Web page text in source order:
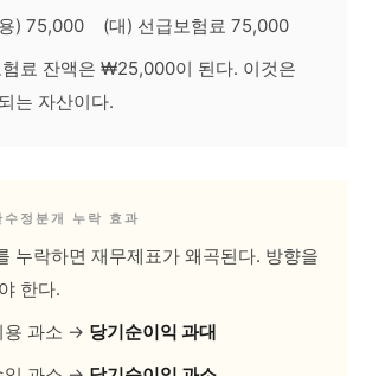
) 75,000 (대) 선급보험료 75,000
료 잔액은 ₩25,000이 된다. 이것은
는 자산이다.
정분개 누락 효과
누락하면 재무제표가 왜곡된다. 방향을
한다.
과소 → 당기순이익 과대